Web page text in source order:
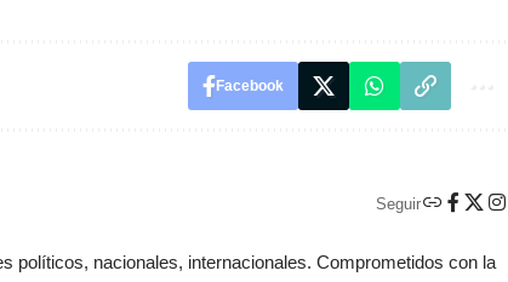
Facebook
Seguir
políticos, nacionales, internacionales. Comprometidos con la